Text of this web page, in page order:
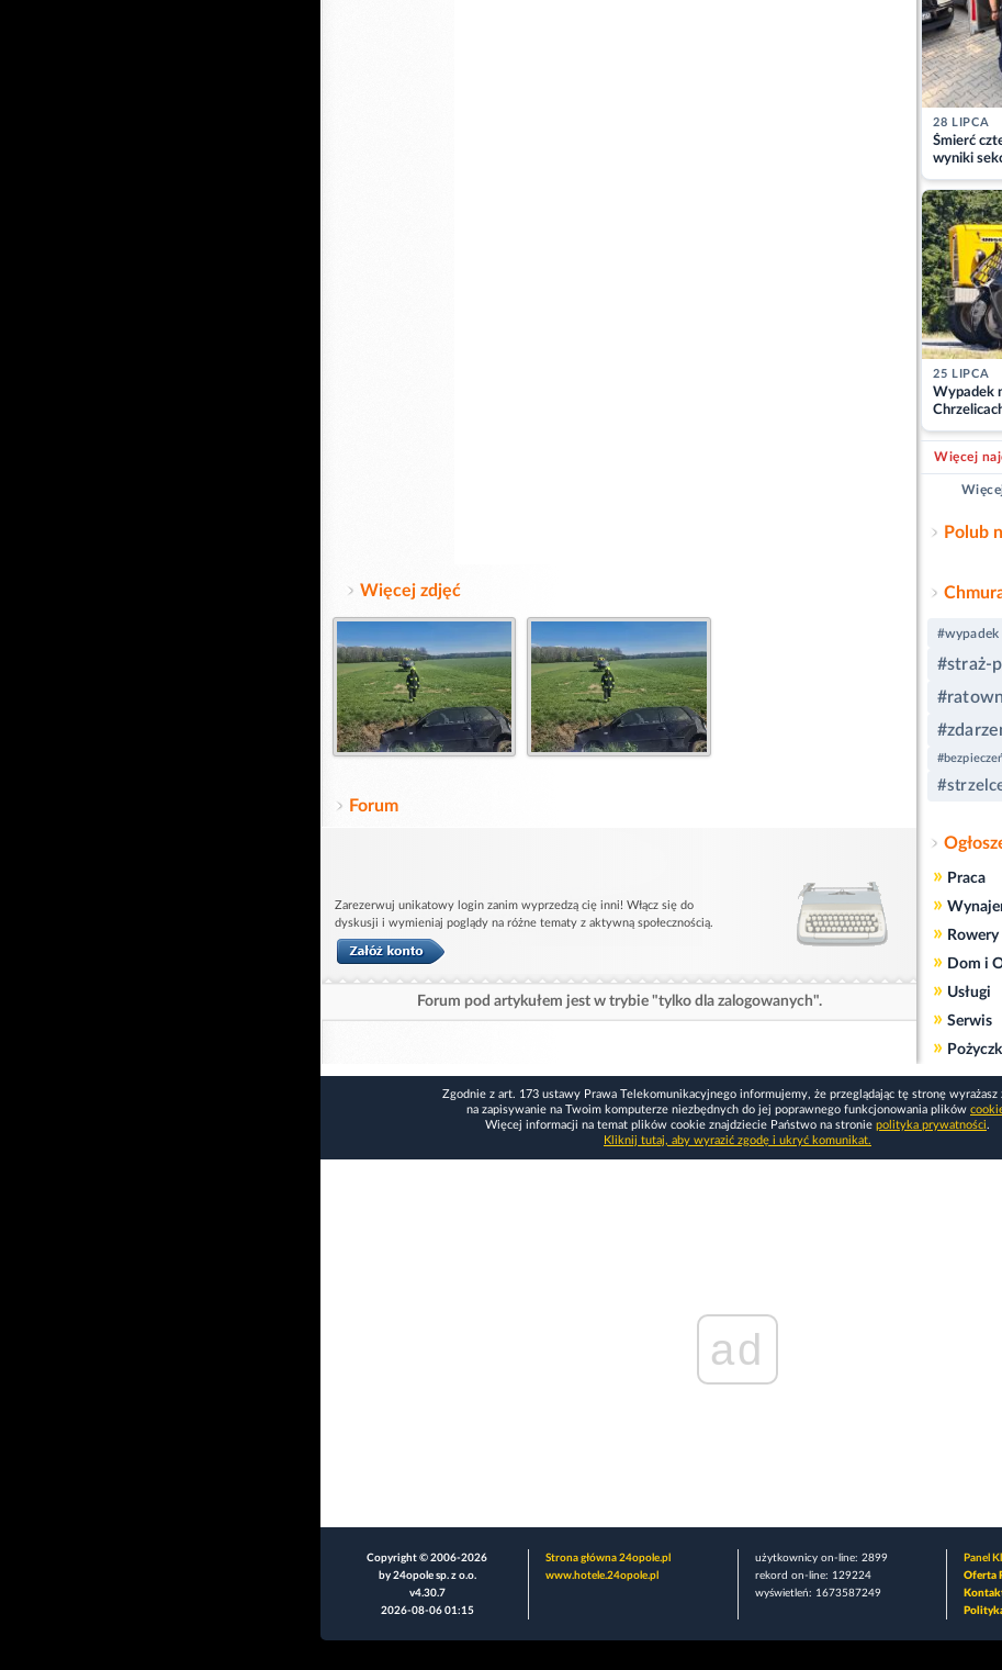
Więcej zdjęć
Forum
Zarezerwuj unikatowy login zanim wyprzedzą cię inni! Włącz się do
dyskusji i wymieniaj poglądy na różne tematy z aktywną społecznością.
Forum pod artykułem jest w trybie "tylko dla zalogowanych".
28 LIPCA
Śmierć
wyniki
matki
25 LIPCA
Wypadek
Więcej
Polub
#wypadek
#straż-
» Praca
»
» Rowery
» Dom i
» Usługi
» Serwis
»
Zgodnie z art. 173 ustawy Prawa Telekomunikacyjnego informujemy, że przeglądając tę stronę wyrażasz
na zapisywanie na Twoim komputerze niezbędnych do jej poprawnego funkcjonowania plików
Więcej informacji na temat plików cookie znajdziecie Państwo na stronie polityka prywatności.
Kliknij tutaj, aby wyrazić zgodę i ukryć komunikat.
ad
Copyright © 2006-2026
by 24opole sp. z o.o.
v4.30.7
2026-08-06 01:15
Strona główna 24opole.pl
www.hotele.24opole.pl
użytkownicy on-line: 2899
rekord on-line: 129224
wyświetleń: 1673587249
Panel
Oferta